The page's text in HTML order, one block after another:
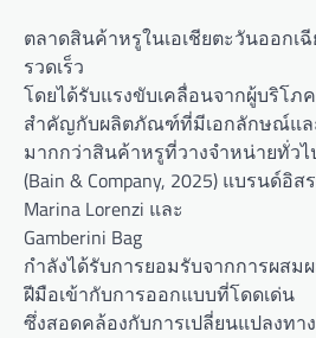
ตลาดสินค้าหรูในเอเชียตะวันออกเฉี
รวดเร็ว
โดยได้รับแรงขับเคลื่อนจากผู้บริโ
สำคัญกับผลิตภัณฑ์ที่มีเอกลักษณ์และ
มากกว่าสินค้าหรูที่วางจำหน่ายทั่วไ
(Bain & Company, 2025) แบรนด์อิส
Marina Lorenzi และ
Gamberini Bag
กำลังได้รับการยอมรับจากการผส
ฝีมือเข้ากับการออกแบบที่โดดเด่น
ซึ่งสอดคล้องกับการเปลี่ยนแปลงท